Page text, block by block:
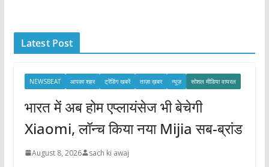
e
Latest Post
NEWSBEAT आपका शहर ट्रेंडिंग खबरें ताज़ा ख़बर न्यूज़ सोशल मीडिया वायरल
भारत में अब होम एप्लायंसेज भी बेचेगी
Xiaomi, लॉन्च किया नया Mijia सब-ब्रांड
August 8, 2026 sach ki awaj